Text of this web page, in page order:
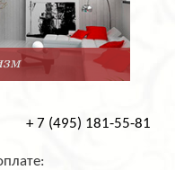
+ 7 (495) 181-55-81